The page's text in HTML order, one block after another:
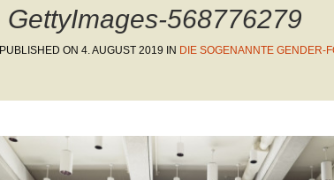
GettyImages-568776279
PUBLISHED ON 4. AUGUST 2019 IN DIE SOGENANNTE GENDER-